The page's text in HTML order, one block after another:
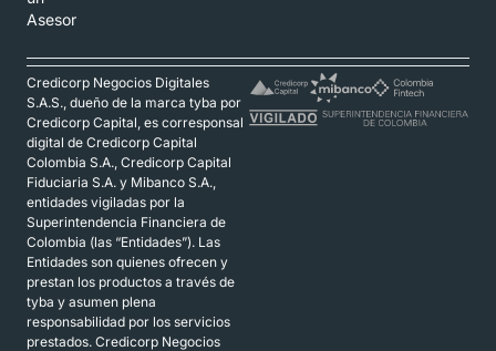
Asesor
Credicorp Negocios Digitales
S.A.S., dueño de la marca tyba por
Credicorp Capital, es corresponsal
digital de Credicorp Capital
Colombia S.A., Credicorp Capital
Fiduciaria S.A. y Mibanco S.A.,
entidades vigiladas por la
Superintendencia Financiera de
Colombia (las “Entidades”). Las
Entidades son quienes ofrecen y
prestan los productos a través de
tyba y asumen plena
responsabilidad por los servicios
prestados. Credicorp Negocios